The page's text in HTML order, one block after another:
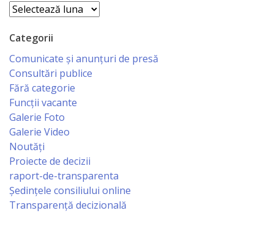
Specialist
Relații
cu
Publicul,
Operator
CISC
Organigrama
Regulament
Consiliul
Arhive
Categorii
Comunicate și anunțuri de presă
Consultări publice
Fără categorie
Funcții vacante
Galerie Foto
Galerie Video
Noutăți
Proiecte de decizii
raport-de-transparenta
Ședințele consiliului online
Transparență decizională